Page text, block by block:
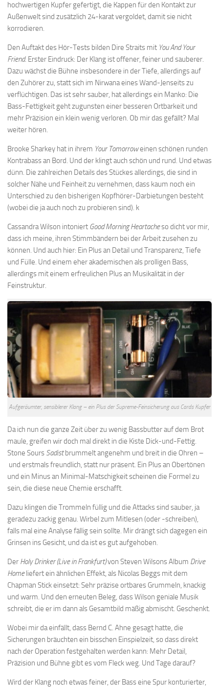
hochwertigen Kupfer gefertigt, die Kappen für den Kontakt zur
Außenwelt sind zusätzlich 24-karat vergoldet, damit sie nicht
korrodieren.
Den Auftakt des Hör-Tests bilden Dire Straits mit You And Your
Friend. Erster Eindruck: Der Klang ist offener, feiner und sauberer.
Dazu wächst die Bühne insbesondere in der Tiefe, allerdings auf
den Zuhörer zu, statt sich im Nirwana eines Wand-Jenseits zu
verflüchtigen. Das ist sehr sauber, hat allerdings ein Manko: Die
Bass-Fettigkeit geht zugunsten einer besseren Ortbarkeit und
mehr Präzision ein klein wenig verloren. Ob mir das gefällt? Mal
weiter hören.
Brooke Sharkey hat in ihrem Your Tomorroweinen schönen runden
Kontrabass an Bord. Und der klingt auch schön und rund. Und etwas
dünn. Die zahlreichen Details des Stückes allerdings, die sind in
solcher Nähe und Feinheit zu vernehmen, dass kaum noch ein
Unterschied zu den bisherigen Kopfhörer-Darbietungen besteht
(wobei die ja auch noch zu probieren sind). k
Cassandra Wilson intoniert Good Morning Heartacheso dicht vor mir,
dass ich meine, ihren Stimmbändern bei der Arbeit zusehen zu
können. Und auch hier: Ein Plus an Detail und Transparenz, Tiefe
und Fülle. Und einem eher akademischen als prolligen Bass,
allerdings mit einem erfreulichen Plus an Musikalität in der
Feinstruktur.
Aufgeräumter, sensiblerer Klang – ein Plus der Supreme-Feinsicherung aus Cards Kupfer
Da ich nun die ganze Zeit über zu wenig Bassbutter auf dem Brot
maule, greifen wir doch mal direkt in die Kiste Dick-und-Fettig.
Stone Sours Sadistbrummelt angenehm und breit in die Ohren –
und erstmals freundlich, statt nur präsent. Ein Plus an Obertönen
und ein Minus an Minimal-Matschigkeit scheinen die Formel zu
sein, die diese neue Chemie erschafft.
Dazu klingen die Trommeln füllig und die Attacks sind sauber, ja
geradezu zackig genau. Wirbel zum Mitlesen (oder -schreiben),
falls mal eine Analyse fällig sein sollte. Mir drängt sich dagegen ein
Grinsen ins Gesicht, und da ist es gut aufgehoben.
Der Holy Drinker (Live in Frankfurt)von Steven Wilsons Album Drive
Homeliefert ein ähnlichen Effekt, als Nicolas Beggs mit dem
Chapman Stick einsetzt: Sehr präzise ortbares Grummeln, knackig
und warm. Und den erneuten Beleg, dass Wilson geniale Musik
schreibt, die er im dann als Gesamtbild mäßig abmischt. Geschenkt.
Wobei mir da einfällt, dass Bernd C. Ahne gesagt hatte, die
Sicherungen bräuchten ein bisschen Einspielzeit, so dass direkt
nach der Operation festgehalten werden kann: Mehr Detail,
Präzision und Bühne gibt es vom Fleck weg. Und Tage darauf?
Wird der Klang noch etwas feiner, der Bass eine Spur konturierter,